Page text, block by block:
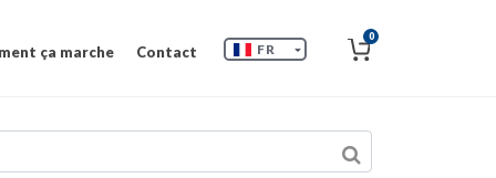
ça marche Contact FR
0